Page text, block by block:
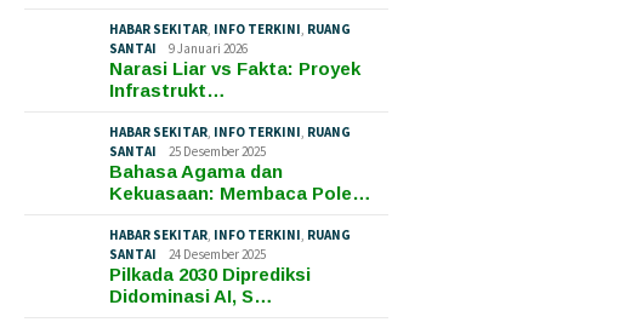
HABAR SEKITAR, INFO TERKINI, RUANG
SANTAI
9 Januari 2026
Narasi Liar vs Fakta: Proyek
Infrastrukt…
HABAR SEKITAR, INFO TERKINI, RUANG
SANTAI
25 Desember 2025
Bahasa Agama dan
Kekuasaan: Membaca Pole…
HABAR SEKITAR, INFO TERKINI, RUANG
SANTAI
24 Desember 2025
Pilkada 2030 Diprediksi
Didominasi AI, S…